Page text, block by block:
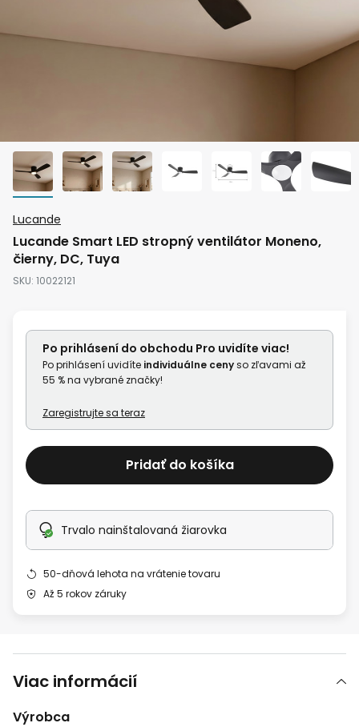
Preskočiť
na
začiatok
obrázkov
Lucande
Lucande Smart LED stropný ventilátor Moneno,
čierny, DC, Tuya
SKU 10022121
Po prihlásení do obchodu Pro uvidíte viac!
Po prihlásení uvidíte individuálne cenyso zľavami až
55 % na vybrané značky!
Zaregistrujte sa teraz
Pridať do košíka
Trvalo nainštalovaná žiarovka
50-dňová lehota na vrátenie tovaru
Až 5 rokov záruky
Viac informácií
Výrobca